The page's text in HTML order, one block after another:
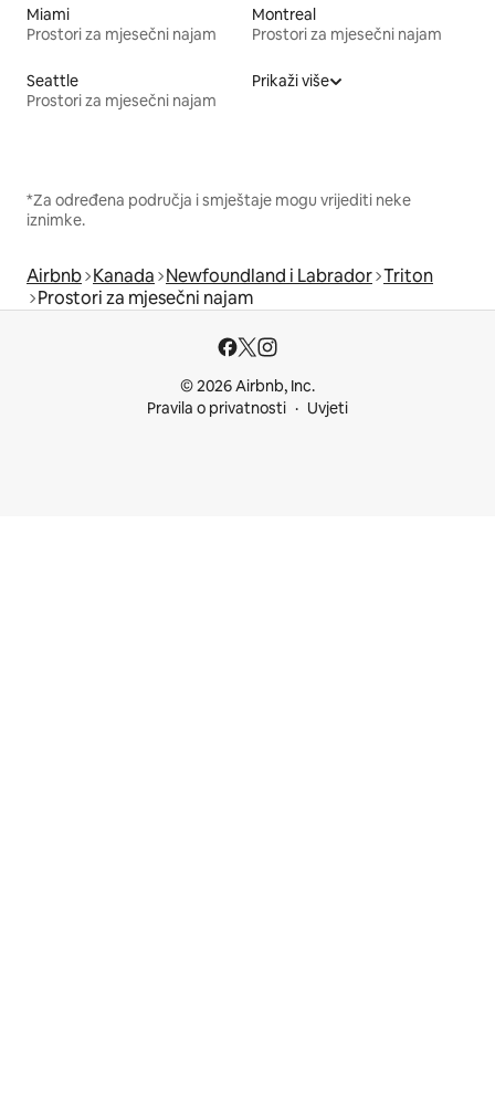
Miami
Prostori za mjesečni najam
Montreal
Prostori za mjesečni najam
Seattle
Prostori za mjesečni najam
Prikaži više
*Za određena područja i smještaje mogu vrijediti neke
iznimke.
Airbnb Kanada Newfoundland i Labrador Triton
Prostori za mjesečni najam
© 2026 Airbnb, Inc.
Pravila o privatnosti
Uvjeti